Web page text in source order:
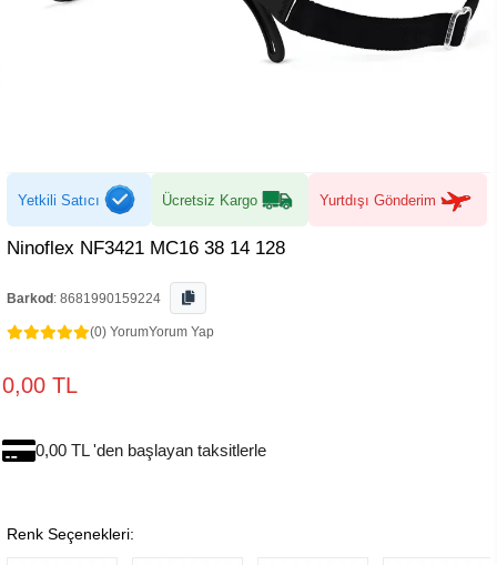
Yetkili Satıcı Ücretsiz Kargo Yurtdışı Gönderim
Ninoflex NF3421 MC16 38 14 128
Barkod : 8681990159224
(0) YorumYorum Yap
0,00 TL
0,00 TL 'den başlayan taksitlerle
Renk Seçenekleri: